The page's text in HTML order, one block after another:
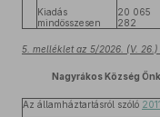
Kiadás
mindösszesen
20 065
282
5. melléklet az 5/2026. (V.
Nagyrákos Község
Az államháztartásról szóló